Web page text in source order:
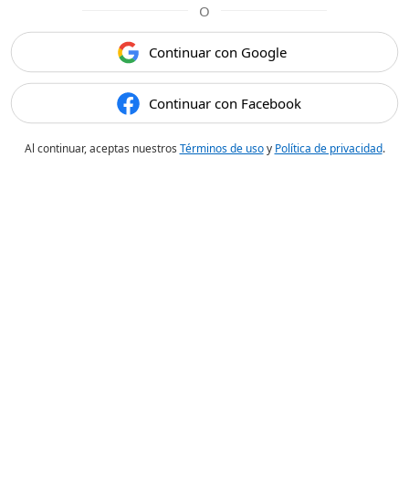
O
Continuar con Google
Continuar con Facebook
Al continuar, aceptas nuestros Términos de usoy Política de privacidad.